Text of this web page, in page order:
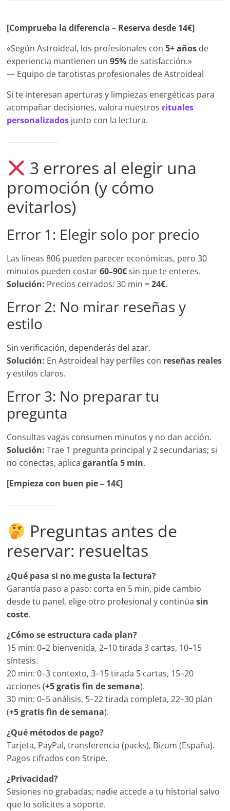
[Comprueba la diferencia – Reserva desde 14€]
«Según Astroideal, los profesionales con5+ años de
experiencia mantienen un95% de satisfacción.»
— Equipo de tarotistas profesionales de Astroideal
Si te interesan aperturas y limpiezas energéticas para
acompañar decisiones, valora nuestros rituales
personalizados junto con la lectura.
3 errores al elegir una
promoción (y cómo
evitarlos)
Error 1: Elegir solo por precio
Las líneas 806 pueden parecer económicas, pero 30
minutos pueden costar60–90€sin que te enteres.
Solución: Precios cerrados: 30 min =24€.
Error 2: No mirar reseñas y
estilo
Sin verificación, dependerás del azar.
Solución: En Astroideal hay perfiles con reseñas reales
y estilos claros.
Error 3: No preparar tu
pregunta
Consultas vagas consumen minutos y no dan acción.
Solución: Trae 1 pregunta principal y 2 secundarias; si
no conectas, aplicagarantía 5 min.
[Empieza con buen pie – 14€]
Preguntas antes de
reservar: resueltas
¿Qué pasa si no me gusta la lectura?
Garantía paso a paso: corta en 5 min, pide cambio
desde tu panel, elige otro profesional y continúasin
coste.
¿Cómo se estructura cada plan?
15 min: 0–2 bienvenida, 2–10 tirada 3 cartas, 10–15
síntesis.
20 min: 0–3 contexto, 3–15 tirada 5 cartas, 15–20
acciones (+5 gratis fin de semana).
30 min: 0–5 análisis, 5–22 tirada completa, 22–30 plan
(+5 gratis fin de semana).
¿Qué métodos de pago?
Tarjeta, PayPal, transferencia (packs), Bizum (España).
Pagos cifrados con Stripe.
¿Privacidad?
Sesiones no grabadas; nadie accede a tu historial salvo
que lo solicites a soporte.